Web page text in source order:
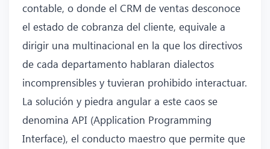
contable, o donde el CRM de ventas desconoce
el estado de cobranza del cliente, equivale a
dirigir una multinacional en la que los directivos
de cada departamento hablaran dialectos
incomprensibles y tuvieran prohibido interactuar.
La solución y piedra angular a este caos se
denomina API (Application Programming
Interface), el conducto maestro que permite que